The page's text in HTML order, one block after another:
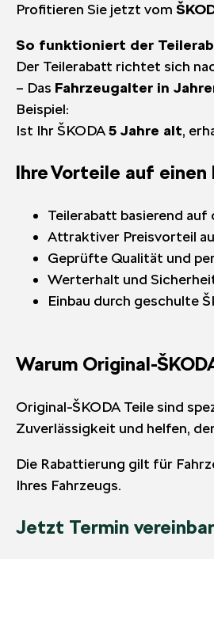
Profitieren Sie jetzt vom
So funktioniert der
Der Teilerabatt richtet sich
– Das Fahrzeugalter in
Beispiel:
Ist Ihr ŠKODA5 Jahre alt,
Ihre Vorteile auf einen
Teilerabatt basierend auf
Attraktiver Preisvorteil
Geprüfte Qualität und
Werterhalt und
Einbau durch geschulte
Warum Original-
Original-ŠKODA Teile sind
Zuverlässigkeit und helfen,
Die Rabattierung gilt für
Ihres Fahrzeugs.
Jetzt Termin